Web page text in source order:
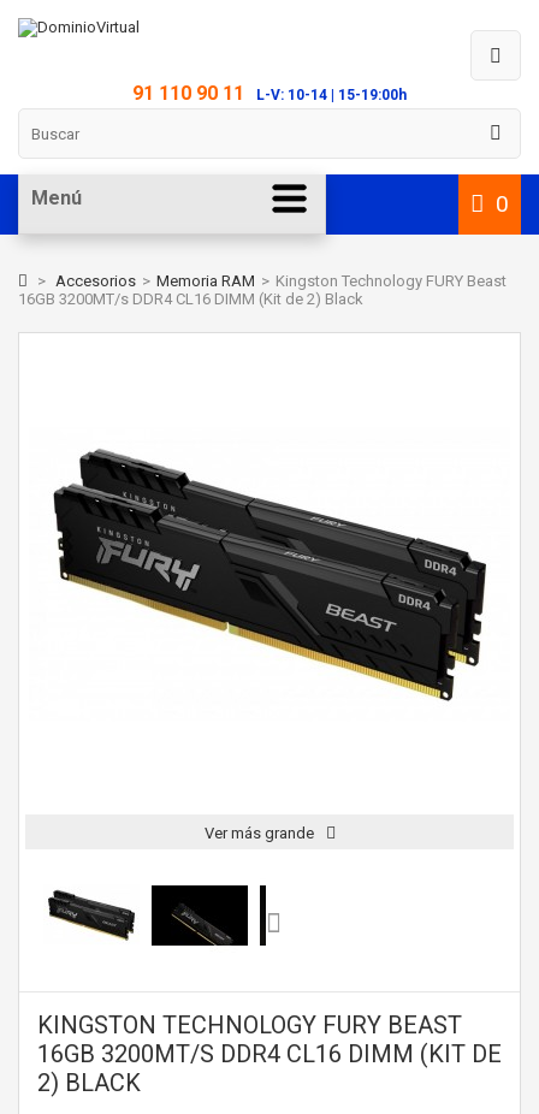
91 110 90 11 L-V: 10-14 | 15-19:00h
0
Menú
> Accesorios > Memoria RAM > Kingston Technology FURY Beast
16GB 3200MT/s DDR4 CL16 DIMM (Kit de 2) Black
Ver más grande
KINGSTON TECHNOLOGY FURY BEAST
16GB 3200MT/S DDR4 CL16 DIMM (KIT DE
2) BLACK